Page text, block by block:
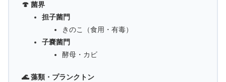
🍄 菌界
担子菌門
きのこ（食用・有毒）
子嚢菌門
酵母・カビ
🌊 藻類・プランクトン